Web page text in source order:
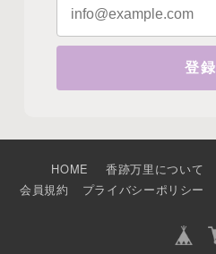
登録
HOME 香跡万里について
会員規約
プライバシーポリシー